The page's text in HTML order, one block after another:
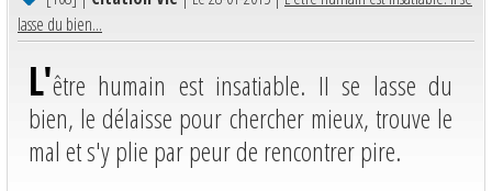
lasse du bien...
L'être humain est insatiable. II se lasse du
bien, le délaisse pour chercher mieux, trouve le
mal et s'y plie par peur de rencontrer pire.